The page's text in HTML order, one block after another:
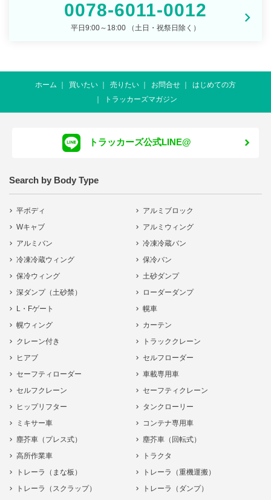
0078-6011-0012
平日9:00～18:00 （土日・祝祭日除く）
ホーム 買いたい 売りたい お問合せ
はじめての方
トラッカーズマガジン
トラッカーズ公式LINE@
Search by Body Type
平ボディ
アルミブロック
Wキャブ
アルミウィング
アルミバン
冷凍冷蔵バン
冷凍冷蔵ウィング
保冷バン
保冷ウィング
土砂ダンプ
深ダンプ（土砂禁）
ローダーダンプ
L・Fゲート
幌車
幌ウィング
カーテン
クレーン付き
トラッククレーン
ヒアブ
セルフローダー
セーフティローダー
車載専用車
セルフクレーン
セーフティクレーン
ヒップリフター
タンクローリー
ミキサー車
コンテナ専用車
塵芥車（プレス式）
塵芥車（回転式）
高所作業車
トラクタ
トレーラ（まな板）
トレーラ（重機運搬）
トレーラ（スクラップ）
トレーラ（ダンプ）